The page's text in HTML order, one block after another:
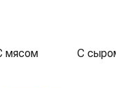
мясом С